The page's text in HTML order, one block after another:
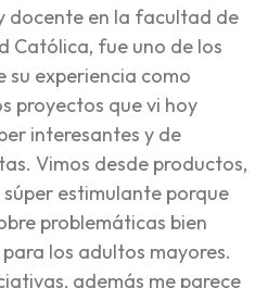
docente en la facultad de
Católica, fue uno de los
su experiencia como
proyectos que vi hoy
interesantes y de
Vimos desde productos,
súper estimulante porque
problemáticas bien
los adultos mayores.
además me parece